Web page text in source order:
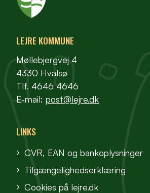
LEJRE KOMMUNE
Møllebjergvej 4
4330 Hvalsø
Tlf. 4646 4646
E-mail: post@lejre.dk
LINKS
CVR, EAN og bankoplysninger
Tilgængelighedserklæring
Cookies på lejre.dk